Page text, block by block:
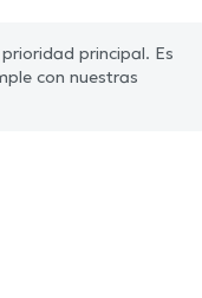
principal. Es
con nuestras